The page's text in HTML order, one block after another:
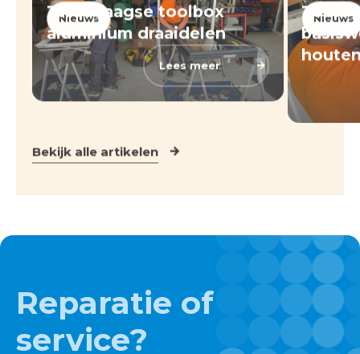
Nieuws
Tweedaagse toolbox
aluminium draaidelen
Lees meer
Nieuws
Bekijk alle artikelen
Reparatie of
service?